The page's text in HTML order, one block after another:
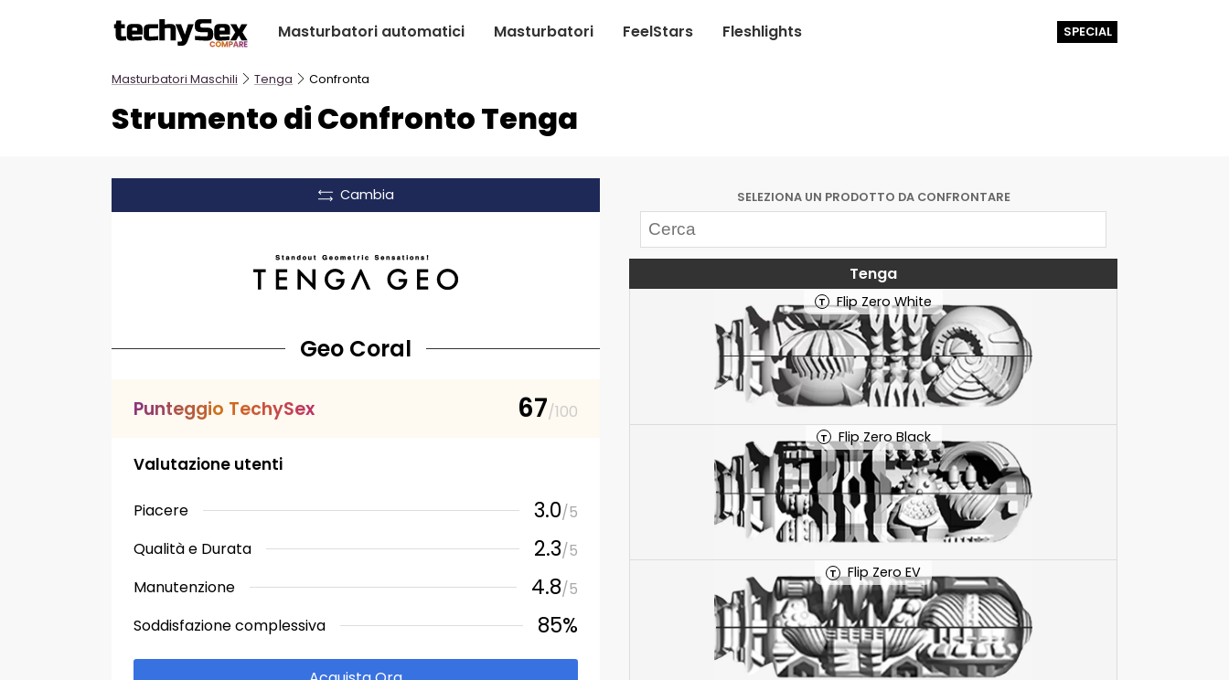
Masturbatori automatici Masturbatori FeelStars Fleshlights SPECIAL
Masturbatori Maschili Tenga Confronta
Strumento di Confronto Tenga
SELEZIONA UN PRODOTTO DA CONFRONTARE
Tenga
T Flip Zero White
T Flip Zero Black
T Flip Zero EV
Cambia
Geo Coral
Punteggio TechySex 67/100
Valutazione utenti
Piacere 3.0/5
Qualità e Durata
2.3/5
Manutenzione
4.8/5
Soddisfazione complessiva
85%